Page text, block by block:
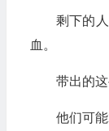
剩下的
血。
带出的
他们可